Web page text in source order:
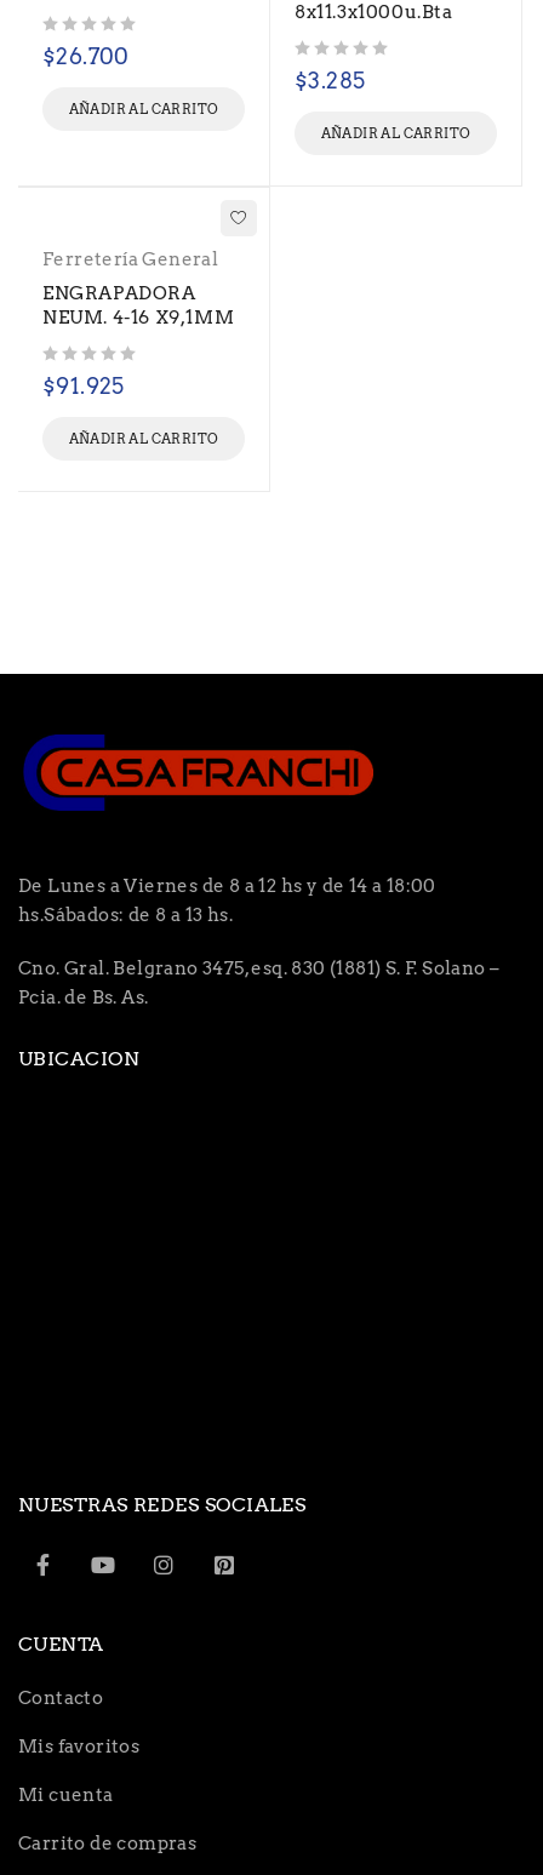
$26.700
AÑADIR AL CARRITO
8x11.3x1000u.Bta
$3.285
AÑADIR AL CARRITO
Ferretería General
ENGRAPADORA
NEUM. 4-16 X9,1MM
$91.925
AÑADIR AL CARRITO
De Lunes a Viernes de 8 a 12 hs y de 14 a 18:00
hs.Sábados: de 8 a 13 hs.
Cno. Gral. Belgrano 3475, esq. 830 (1881) S. F. Solano –
Pcia. de Bs. As.
UBICACION
NUESTRAS REDES SOCIALES
CUENTA
Contacto
Mis favoritos
Mi cuenta
Carrito de compras